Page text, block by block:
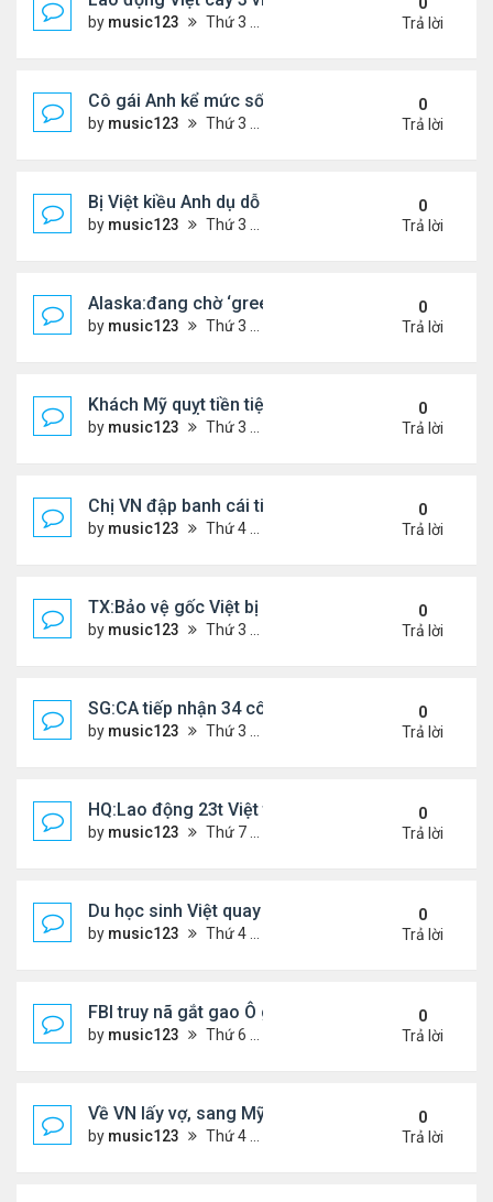
by music123 Thứ 3 Tháng 3 31, 2026 4:59 pm
Trả lời
Cô gái Anh kể mức sống 'rẻ khó tin' ở Đà Nẵng
by music123 Thứ 3 Tháng 3 31, 2026 4:52 pm
0
Trả lời
Bị Việt kiều Anh dụ dỗ "chuyển tiền - nhận quà"...
by music123 Thứ 3 Tháng 3 31, 2026 4:41 pm
0
Trả lời
Alaska:đang chờ ‘green card,’ đi trình diện ICE, bị
by music123 Thứ 3 Tháng 3 31, 2026 4:29 pm
0
Trả lời
Khách Mỹ quỵt tiền tiệm nail người Việt
by music123 Thứ 3 Tháng 3 31, 2026 4:25 pm
0
Trả lời
Chị VN đập banh cái tiệm Dollar Tree
by music123 Thứ 4 Tháng 3 25, 2026 7:25 pm
0
Trả lời
TX:Bảo vệ gốc Việt bị bắn trọng thương trong vụ
by music123 Thứ 3 Tháng 3 24, 2026 6:27 pm
0
Trả lời
SG:CA tiếp nhận 34 công dân VN bị Mỹ trục xuất
by music123 Thứ 3 Tháng 3 24, 2026 5:09 pm
0
Trả lời
HQ:Lao động 23t Việt tử vong do bị cuốn vào máy
by music123 Thứ 7 Tháng 3 21, 2026 4:50 pm
0
Trả lời
Du học sinh Việt quay lén hơn 100 phụ nữ trong
by music123 Thứ 4 Tháng 3 18, 2026 6:53 pm
0
Trả lời
FBI truy nã gắt gao Ô gốc Việt tại Mỹ
by music123 Thứ 6 Tháng 3 13, 2026 8:33 pm
0
Trả lời
Về VN lấy vợ, sang Mỹ sống lại mâu thuẫn
by music123 Thứ 4 Tháng 3 11, 2026 4:49 pm
0
Trả lời